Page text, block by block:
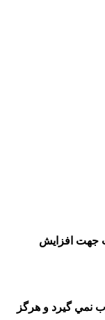
جهت افزايش
نمي گيرد و هرگز